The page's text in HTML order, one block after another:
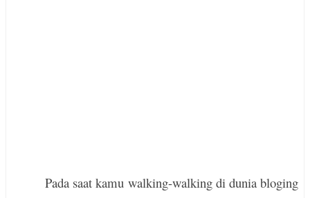
Pada saat kamu walking-walking di dunia bloging